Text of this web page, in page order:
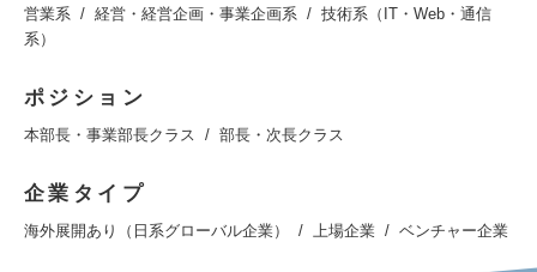
営業系 経営・経営企画・事業企画系
技術系（IT・Web・通信
系）
ポジション
本部長・事業部長クラス 部長・次長クラス
企業タイプ
海外展開あり（日系グローバル企業） 上場企業 ベンチャー企業